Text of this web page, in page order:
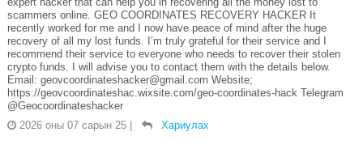
scammers online. GEO COORDINATES RECOVERY HACKER It
recently worked for me and I now have peace of mind after the huge
recovery of all my lost funds. I’m truly grateful for their service and I
recommend their service to everyone who needs to recover their stolen
crypto funds. I will advise you to contact them with the details below.
Email: geovcoordinateshacker@gmail.com Website;
https://geovcoordinateshac.wixsite.com/geo-coordinates-hack Telegram
@Geocoordinateshacker
2026 оны 07 сарын 25
Хариулах